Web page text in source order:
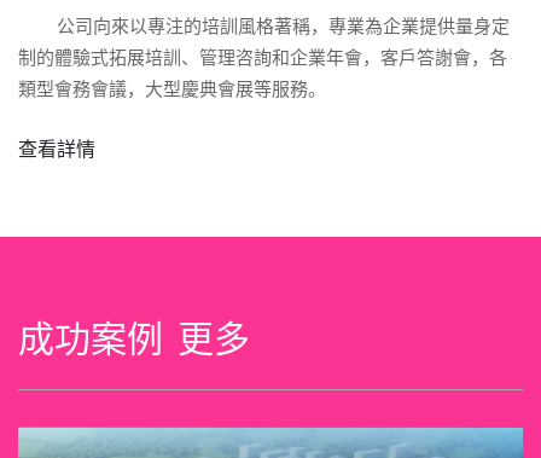
公司向來以專注的培訓風格著稱，專業為企業提供量身定
制的體驗式拓展培訓、管理咨詢和企業年會，客戶答謝會，各
類型會務會議，大型慶典會展等服務。
查看詳情
成功案例 更多